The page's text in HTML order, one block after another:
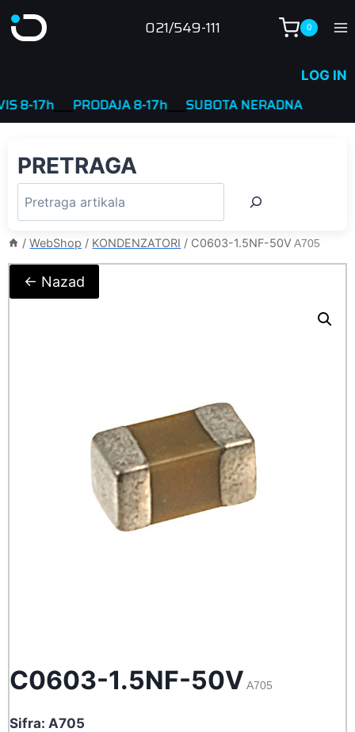
to
021/549-111 0
LOG IN
17h____PRODAJA 8-17h____SUBOTA NERADNA
PRETRAGA
/ WebShop / KONDENZATORI / C0603-1.5NF-50VA705
← Nazad
C0603-1.5NF-50V A705
Sifra: A705